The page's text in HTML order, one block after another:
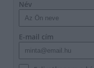
Név
E-mail cím